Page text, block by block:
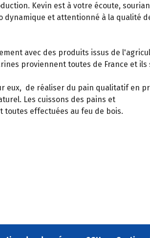
Kevin est à votre écoute,
dynamique et attentionné à la qualité
avec des produits issus de
proviennent toutes de France et
eux, de réaliser du pain qualitatif en
Les cuissons des pains et
toutes effectuées au feu de bois.